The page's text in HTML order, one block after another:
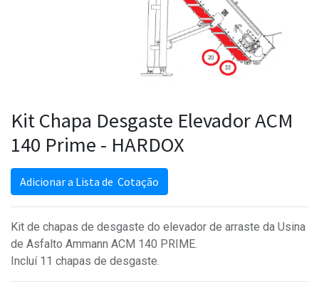
Kit Chapa Desgaste Elevador ACM
140 Prime - HARDOX
Adicionar a Lista de Cotação
Kit de chapas de desgaste do elevador de arraste da Usina
de Asfalto Ammann ACM 140 PRIME.
Incluí 11 chapas de desgaste.